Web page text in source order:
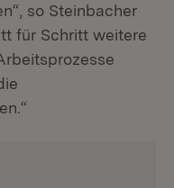
so Steinbacher
für Schritt weitere